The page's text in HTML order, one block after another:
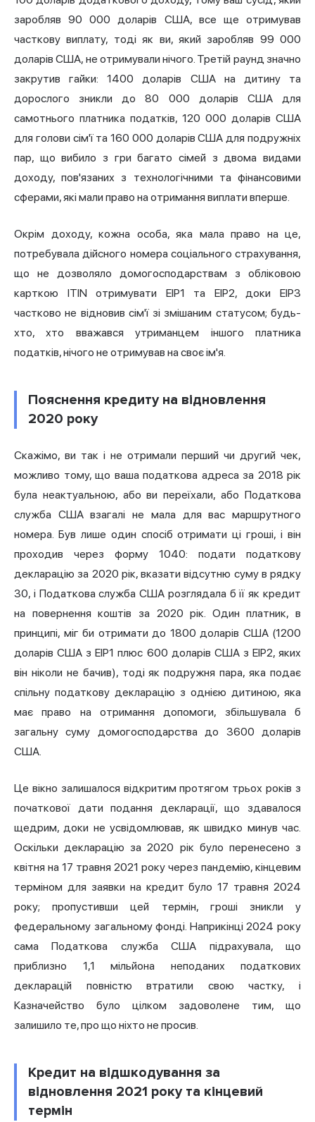
заробляв 90 000 доларів США, все ще отримував
часткову виплату, тоді як ви, який заробляв 99 000
доларів США, не отримували нічого. Третій раунд значно
закрутив гайки: 1400 доларів США на дитину та
дорослого зникли до 80 000 доларів США для
самотнього платника податків, 120 000 доларів США
для голови сім'ї та 160 000 доларів США для подружніх
пар, що вибило з гри багато сімей з двома видами
доходу, пов'язаних з технологічними та фінансовими
сферами, які мали право на отримання виплати вперше.
Окрім доходу, кожна особа, яка мала право на це,
потребувала дійсного номера соціального страхування,
що не дозволяло домогосподарствам з обліковою
карткою ITIN отримувати EIP1 та EIP2, доки EIP3
частково не відновив сім'ї зі змішаним статусом; будь-
хто, хто вважався утриманцем іншого платника
податків, нічого не отримував на своє ім'я.
Пояснення кредиту на відновлення
2020 року
Скажімо, ви так і не отримали перший чи другий чек,
можливо тому, що ваша податкова адреса за 2018 рік
була неактуальною, або ви переїхали, або Податкова
служба США взагалі не мала для вас маршрутного
номера. Був лише один спосіб отримати ці гроші, і він
проходив через форму 1040: подати податкову
декларацію за 2020 рік, вказати відсутню суму в рядку
30, і Податкова служба США розглядала б її як кредит
на повернення коштів за 2020 рік. Один платник, в
принципі, міг би отримати до 1800 доларів США (1200
доларів США з EIP1 плюс 600 доларів США з EIP2, яких
він ніколи не бачив), тоді як подружня пара, яка подає
спільну податкову декларацію з однією дитиною, яка
має право на отримання допомоги, збільшувала б
загальну суму домогосподарства до 3600 доларів
США.
Це вікно залишалося відкритим протягом трьох років з
початкової дати подання декларації, що здавалося
щедрим, доки не усвідомлював, як швидко минув час.
Оскільки декларацію за 2020 рік було перенесено з
квітня на 17 травня 2021 року через пандемію, кінцевим
терміном для заявки на кредит було 17 травня 2024
року; пропустивши цей термін, гроші зникли у
федеральному загальному фонді. Наприкінці 2024 року
сама Податкова служба США підрахувала, що
приблизно 1,1 мільйона неподаних податкових
декларацій повністю втратили свою частку, і
Казначейство було цілком задоволене тим, що
залишило те, про що ніхто не просив.
Кредит на відшкодування за
відновлення 2021 року та кінцевий
термін